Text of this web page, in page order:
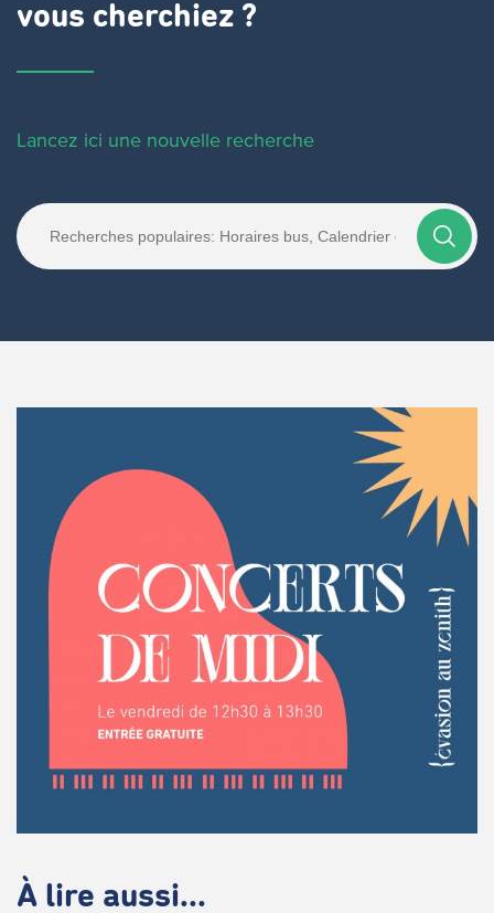
vous cherchiez ?
Lancez ici une nouvelle recherche
À lire aussi...